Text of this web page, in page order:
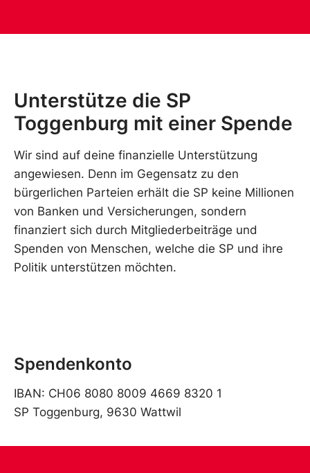
Unterstütze die SP
Toggenburg mit einer Spende
Wir sind auf deine finanzielle Unterstützung
angewiesen. Denn im Gegensatz zu den
bürgerlichen Parteien erhält die SP keine Millionen
von Banken und Versicherungen, sondern
finanziert sich durch Mitgliederbeiträge und
Spenden von Menschen, welche die SP und ihre
Politik unterstützen möchten.
Spendenkonto
IBAN: CH06 8080 8009 4669 8320 1
SP Toggenburg, 9630 Wattwil